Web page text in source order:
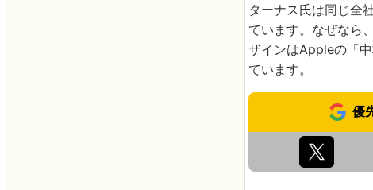
ターナス氏は同じ全
ています。なぜなら
ザインはAppleの「
ています。
優